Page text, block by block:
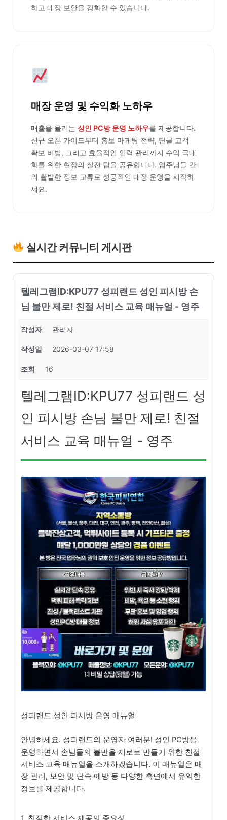
하고 매장 보안을 강화할 수 있습니다.
매장 운영 및 수익화 노하우
매출을 올리는 성인 PC방 운영 노하우를 제공합니다.
신규 오픈 가이드부터 홍보 마케팅 전략, 단골 고객
확보 비법, 그리고 효율적인 인력 관리까지 수익 극대
화를 위한 현장의 실전 팁을 공유합니다. 업주님들 간
의 활발한 정보 교류로 성공적인 매장 운영을 시작하
세요.
실시간 커뮤니티 게시판
텔레그램ID:KPU77 성피랜드 성인 피시방 손
님 불만 제로! 친절 서비스 교육 매뉴얼 - 영주
작성자 관리자
작성일 2026-03-07 17:58
조회 16
텔레그램ID:KPU77 성피랜드 성
인 피시방 손님 불만 제로! 친절
서비스 교육 매뉴얼 - 영주
성피랜드 성인 피시방 운영 매뉴얼
안녕하세요. 성피랜드의 운영자 여러분! 성인 PC방을
운영하면서 손님들의 불만을 제로로 만들기 위한 친절
서비스 교육 매뉴얼을 소개하겠습니다. 이 매뉴얼은 매
장 관리, 보안 및 단속 예방 등 다양한 측면에서 유익한
정보를 제공합니다.